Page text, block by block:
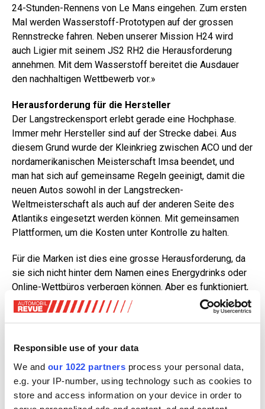
Responsible use of your data
We and our 1022 partners process your personal data,
e.g. your IP-number, using technology such as cookies to
store and access information on your device in order to
24-Stunden-Rennens von Le Mans eingehen. Zum ersten
Mal werden Wasserstoff-Prototypen auf der grossen
Rennstrecke fahren. Neben unserer Mission H24 wird
auch Ligier mit seinem JS2 RH2 die Herausforderung
annehmen. Mit dem Wasserstoff bereitet die Ausdauer
den nachhaltigen Wettbewerb vor.»
Herausforderung für die Hersteller
Der Langstreckensport erlebt gerade eine Hochphase.
Immer mehr Hersteller sind auf der Strecke dabei. Aus
diesem Grund wurde der Kleinkrieg zwischen ACO und der
nordamerikanischen Meisterschaft Imsa beendet, und
man hat sich auf gemeinsame Regeln geeinigt, damit die
neuen Autos sowohl in der Langstrecken-
Weltmeisterschaft als auch auf der anderen Seite des
Atlantiks eingesetzt werden können. Mit gemeinsamen
Plattformen, um die Kosten unter Kontrolle zu halten.
Für die Marken ist dies eine grosse Herausforderung, da
sie sich nicht hinter dem Namen eines Energydrinks oder
Online-Wettbüros verbergen können. Aber es funktioniert,
wie Porsche als 19-maliger Gewinner der Gesamtwertung
und mit über 100 Klassensiegen beweist. Die Marke aus
ihrer Gründung, an der Sarthe präsent, und erkannte schnell
Wolfgang Porsche daran. Der jüngste Sohn von Ferry
Porsche, dessen Nachfolge er 1998 antrat, sagte: «Die GT
ist sehr wichtig, denn es sind die Autos, die unsere